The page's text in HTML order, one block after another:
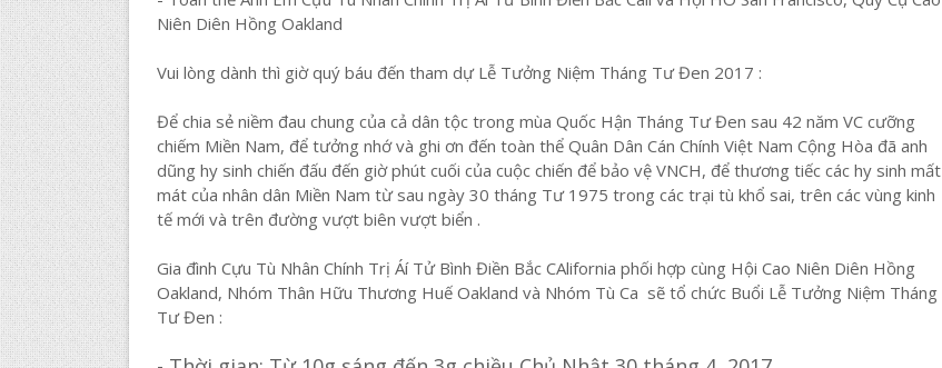
Niên Diên Hồng Oakland
Vui lòng dành thì giờ quý báu đến tham dự Lễ Tưởng Niệm Tháng Tư Đen 2017 :
Để chia sẻ niềm đau chung của cả dân tộc trong mùa Quốc Hận Tháng Tư Đen sau 42 năm VC cưỡng
chiếm Miền Nam, để tưởng nhớ và ghi ơn đến toàn thể Quân Dân Cán Chính Việt Nam Cộng Hòa đã anh
dũng hy sinh chiến đấu đến giờ phút cuối của cuộc chiến để bảo vệ VNCH, để thương tiếc các hy sinh mất
mát của nhân dân Miền Nam từ sau ngày 30 tháng Tư 1975 trong các trại tù khổ sai, trên các vùng kinh
tế mới và trên đường vượt biên vượt biển .
Gia đình Cựu Tù Nhân Chính Trị Áí Tử Bình Điền Bắc CAlifornia phối hợp cùng Hội Cao Niên Diên Hồng
Oakland, Nhóm Thân Hữu Thương Huế Oakland và Nhóm Tù Ca sẽ tổ chức Buổi Lễ Tưởng Niệm Tháng
Tư Đen :